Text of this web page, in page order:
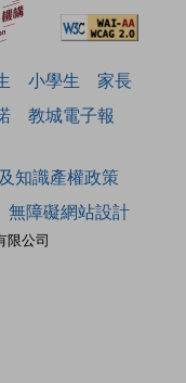
小學生
家長
教城電子報
限公司
知識產權政策
無障礙網站設計